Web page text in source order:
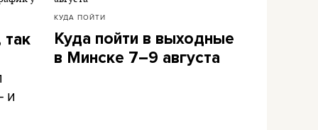
и
КУДА ПОЙТИ
Куда пойти в выходные
в Минске 7–9 августа